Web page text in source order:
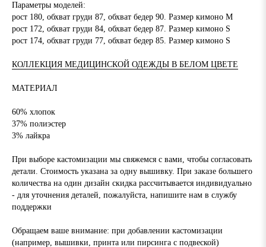
Параметры моделей:
рост 180, обхват груди 87, обхват бедер 90. Размер кимоно M
рост 172, обхват груди 84, обхват бедер 87. Размер кимоно S
рост 174, обхват груди 77, обхват бедер 85. Размер кимоно S
КОЛЛЕКЦИЯ МЕДИЦИНСКОЙ ОДЕЖДЫ В БЕЛОМ ЦВЕТЕ
МАТЕРИАЛ
60% хлопок
37% полиэстер
3% лайкра
При выборе кастомизации мы свяжемся с вами, чтобы согласовать
детали. Стоимость указана за одну вышивку. При заказе большего
количества на один дизайн скидка рассчитывается индивидуально
- для уточнения деталей, пожалуйста, напишите нам в службу
поддержки
Обращаем ваше внимание: при добавлении кастомизации
(например, вышивки, принта или пирсинга с подвеской)